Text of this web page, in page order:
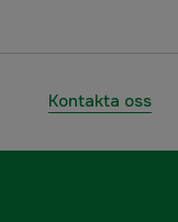
Kontakta oss